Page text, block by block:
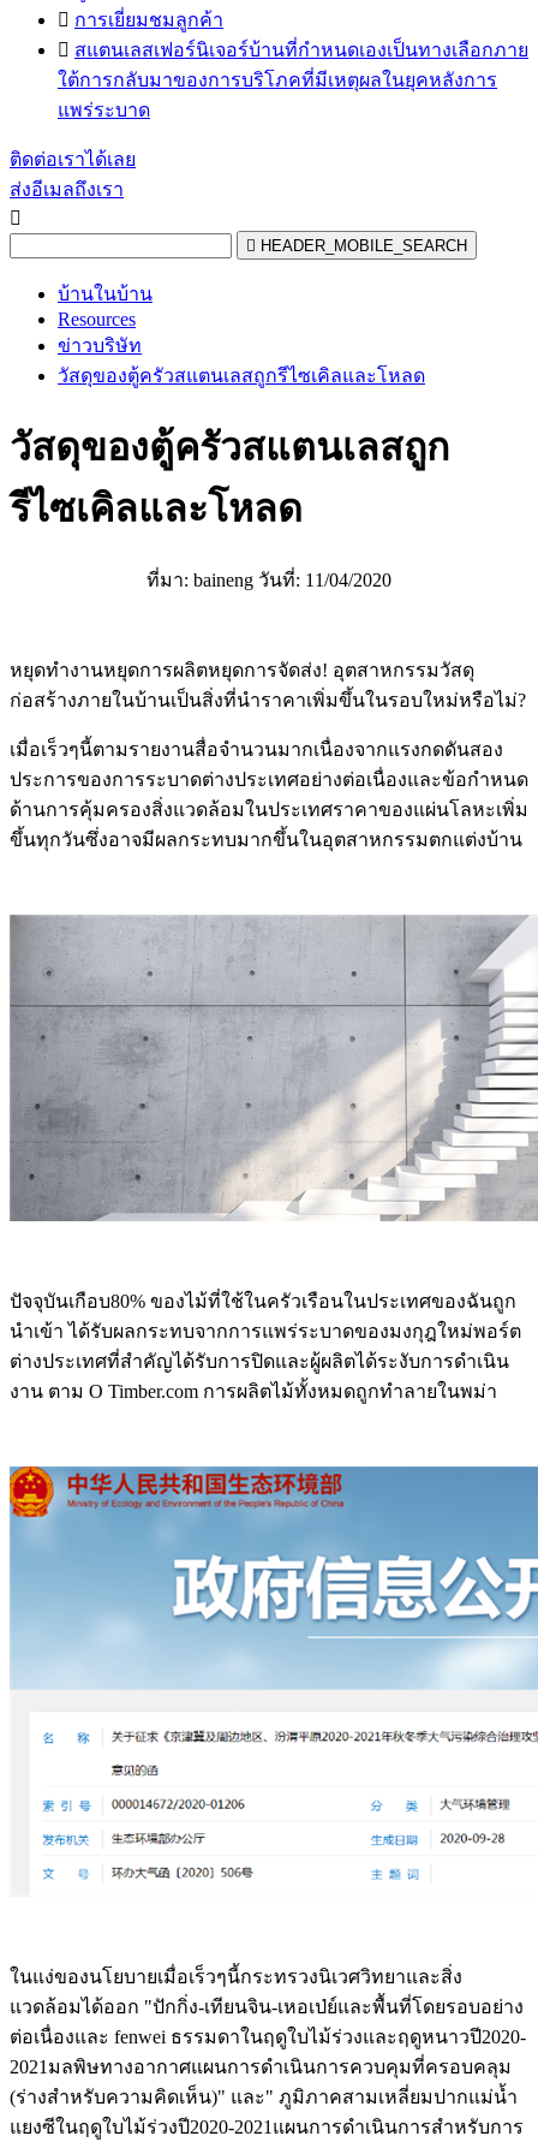
 การเยี่ยมชมลูกค้า
 สแตนเลสเฟอร์นิเจอร์บ้านที่กำหนดเองเป็นทางเลือกภาย
ใต้การกลับมาของการบริโภคที่มีเหตุผลในยุคหลังการ
แพร่ระบาด
ติดต่อเราได้เลย
ส่งอีเมลถึงเรา

 HEADER_MOBILE_SEARCH
บ้านในบ้าน
Resources
ข่าวบริษัท
วัสดุของตู้ครัวสแตนเลสถูกรีไซเคิลและโหลด
วัสดุของตู้ครัวสแตนเลสถูก
รีไซเคิลและโหลด
ที่มา: baineng วันที่: 11/04/2020
หยุดทำงานหยุดการผลิตหยุดการจัดส่ง! อุตสาหกรรมวัสดุ
ก่อสร้างภายในบ้านเป็นสิ่งที่นำราคาเพิ่มขึ้นในรอบใหม่หรือไม่?
เมื่อเร็วๆนี้ตามรายงานสื่อจำนวนมากเนื่องจากแรงกดดันสอง
ประการของการระบาดต่างประเทศอย่างต่อเนื่องและข้อกำหนด
ด้านการคุ้มครองสิ่งแวดล้อมในประเทศราคาของแผ่นโลหะเพิ่ม
ขึ้นทุกวันซึ่งอาจมีผลกระทบมากขึ้นในอุตสาหกรรมตกแต่งบ้าน
ปัจจุบันเกือบ80% ของไม้ที่ใช้ในครัวเรือนในประเทศของฉันถูก
นำเข้า ได้รับผลกระทบจากการแพร่ระบาดของมงกุฎใหม่พอร์ต
ต่างประเทศที่สำคัญได้รับการปิดและผู้ผลิตได้ระงับการดำเนิน
งาน ตาม O Timber.com การผลิตไม้ทั้งหมดถูกทำลายในพม่า
ในแง่ของนโยบายเมื่อเร็วๆนี้กระทรวงนิเวศวิทยาและสิ่ง
แวดล้อมได้ออก "ปักกิ่ง-เทียนจิน-เหอเป่ย์และพื้นที่โดยรอบอย่าง
ต่อเนื่องและ fenwei ธรรมดาในฤดูใบไม้ร่วงและฤดูหนาวปี2020-
2021มลพิษทางอากาศแผนการดำเนินการควบคุมที่ครอบคลุม
(ร่างสำหรับความคิดเห็น)" และ" ภูมิภาคสามเหลี่ยมปากแม่น้ำ
แยงซีในฤดูใบไม้ร่วงปี2020-2021แผนการดำเนินการสำหรับการ